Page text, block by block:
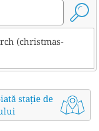
(christmas-
stație de